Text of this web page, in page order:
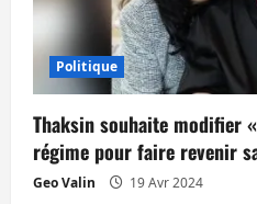
prochain
Coup
d’État
militaire
grâce
loi.
Les
généraux
veulent
continuer
Politique
Thaksin souhaite modifier
régime pour faire revenir
Geo Valin 19 Avr 2024